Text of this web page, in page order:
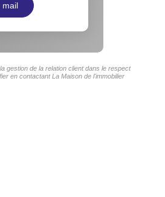
mail
gestion de la relation client dans le respect
en contactant La Maison de l'immobilier